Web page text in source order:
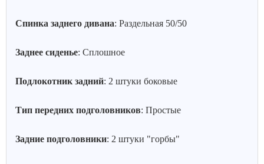
Спинка заднего дивана: Раздельная 50/50
Заднее сиденье: Сплошное
Подлокотник задний: 2 штуки боковые
Тип передних подголовников: Простые
Задние подголовники: 2 штуки "горбы"